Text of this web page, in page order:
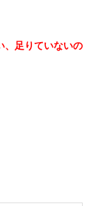
、足りていないの